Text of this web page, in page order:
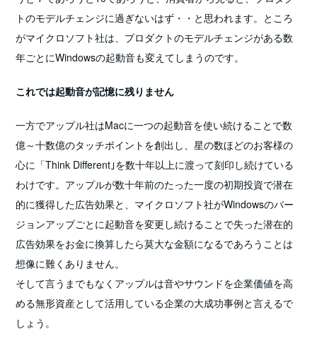
トのモデルチェンジに過ぎないはず・・と思われます。ところ
がマイクロソフト社は、プロダクトのモデルチェンジがある数
年ごとにWindowsの起動音も変えてしまうのです。
これでは起動音が記憶に残りません
一方でアップル社はMacに一つの起動音を使い続けることで数
億～十数億のタッチポイントを創出し、星の数ほどのお客様の
心に「Think Different｣を数十年以上に渡って刻印し続けている
わけです。アップルが数十年前のたった一度の初期投資で潜在
的に獲得した広告効果と、マイクロソフト社がWindowsのバー
ジョンアップごとに起動音を変更し続けることで失った潜在的
広告効果をお金に換算したら莫大な金額になるであろうことは
想像に難くありません。
そして言うまでもなくアップルは音やサウンドを企業価値を高
める無形資産として活用している企業の大成功事例と言えるで
しょう。